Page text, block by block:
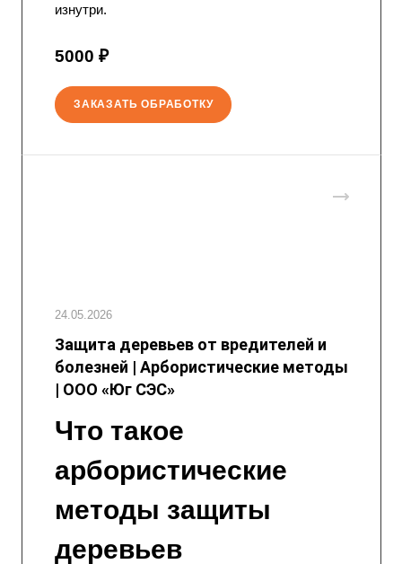
изнутри.
5000 ₽
ЗАКАЗАТЬ ОБРАБОТКУ
24.05.2026
Защита деревьев от вредителей и
болезней | Арбористические методы
| ООО «Юг СЭС»
Что такое
арбористические
методы защиты
деревьев